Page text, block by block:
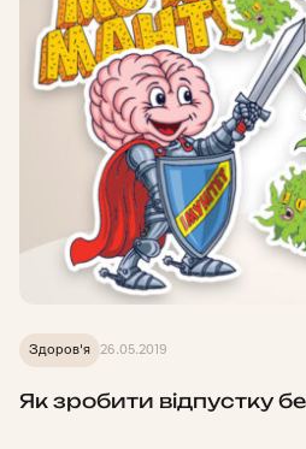
Здоров'я 26.05.2019
Як зробити відпустку